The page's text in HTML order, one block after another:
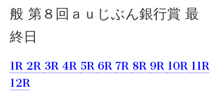
般 第８回ａｕじぶん銀行賞 最
終日
1R 2R 3R 4R 5R 6R 7R 8R 9R 10R 11R
12R